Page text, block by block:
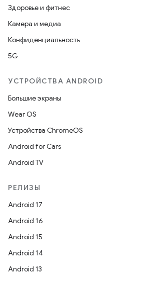
Здоровье и фитнес
Камера и медиа
Конфиденциальность
5G
УСТРОЙСТВА ANDROID
Большие экраны
Wear OS
Устройства ChromeOS
Android for Cars
Android TV
РЕЛИЗЫ
Android 17
Android 16
Android 15
Android 14
Android 13